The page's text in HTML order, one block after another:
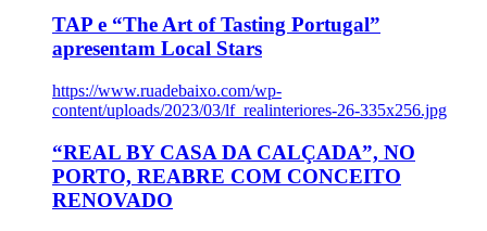
TAP e “The Art of Tasting Portugal”
apresentam Local Stars
https://www.ruadebaixo.com/wp-
content/uploads/2023/03/lf_realinteriores-26-335x256.jpg
“REAL BY CASA DA CALÇADA”, NO
PORTO, REABRE COM CONCEITO
RENOVADO